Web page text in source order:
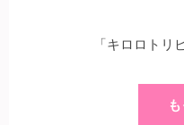
「キロロト